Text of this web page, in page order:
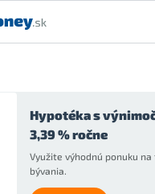
Hypotéka s
3,39 % ročne
Využite výhodnú ponuku na
bývania.